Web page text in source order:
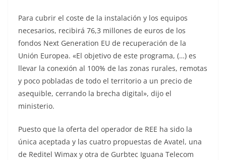
Para cubrir el coste de la instalación y los equipos
necesarios, recibirá 76,3 millones de euros de los
fondos Next Generation EU de recuperación de la
Unión Europea. «El objetivo de este programa, (…) es
llevar la conexión al 100% de las zonas rurales, remotas
y poco pobladas de todo el territorio a un precio de
asequible, cerrando la brecha digital», dijo el
ministerio.
Puesto que la oferta del operador de REE ha sido la
única aceptada y las cuatro propuestas de Avatel, una
de Reditel Wimax y otra de Gurbtec Iguana Telecom